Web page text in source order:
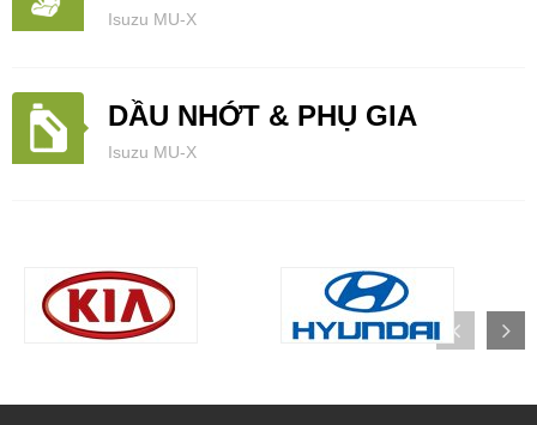
Isuzu MU-X
DẦU NHỚT & PHỤ GIA
Isuzu MU-X